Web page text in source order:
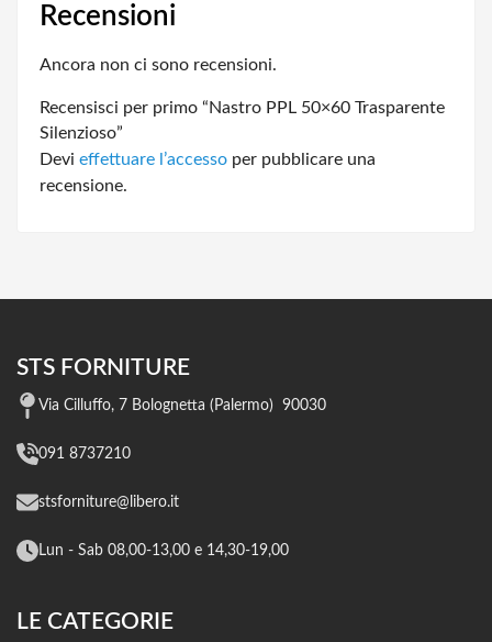
Recensioni
Ancora non ci sono recensioni.
Recensisci per primo “Nastro PPL 50×60 Trasparente
Silenzioso”
Devi effettuare l’accesso per pubblicare una
recensione.
STS FORNITURE
Via Cilluffo, 7 Bolognetta (Palermo) 90030
091 8737210
stsforniture@libero.it
Lun - Sab 08,00-13,00 e 14,30-19,00
LE CATEGORIE